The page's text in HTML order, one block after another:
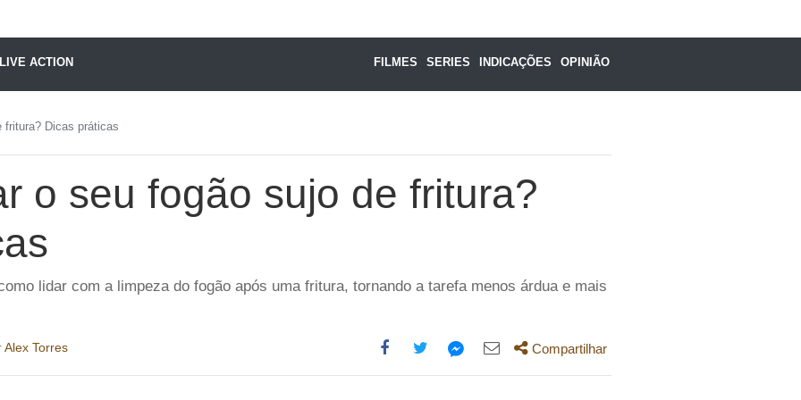
LIVE ACTION FILMES SERIES INDICAÇÕES OPINIÃO
fritura? Dicas práticas
o seu fogão sujo de fritura?
lidar com a limpeza do fogão após uma fritura, tornando a tarefa menos árdua e mais
Alex Torres
Compartilhe
Compartilhe
Compartilhe
Compartilhe
Compartilhar